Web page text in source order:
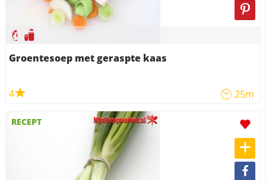
Groentesoep met geraspte kaas
4 25m
RECEPT